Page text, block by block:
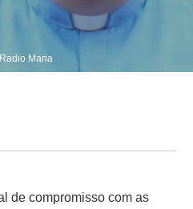
Maria
de compromisso com as